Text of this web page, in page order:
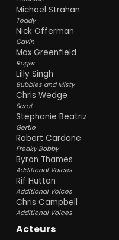
Michael Strahan
Teddy
Nick Offerman
Gavin
Max Greenfield
Roger
Lilly Singh
Bubbles and Misty
Chris Wedge
Scrat
Stephanie Beatriz
Gertie
Robert Cardone
Freaky Bobby
Byron Thames
Additional Voices
Rif Hutton
Additional Voices
Chris Campbell
Additional Voices
Acteurs